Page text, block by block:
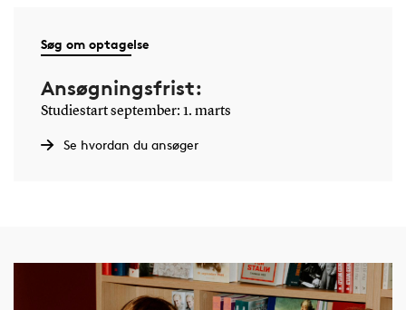
Søg om optagelse
Ansøgningsfrist:
Studiestart september: 1. marts
Se hvordan du ansøger